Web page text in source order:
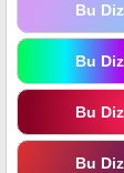
Bu
Bu
Bu
Bu